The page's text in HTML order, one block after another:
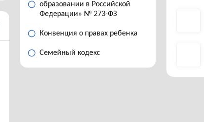
образовании в Российской
Федерации» № 273-ФЗ
Конвенция о правах ребенка
Семейный кодекс